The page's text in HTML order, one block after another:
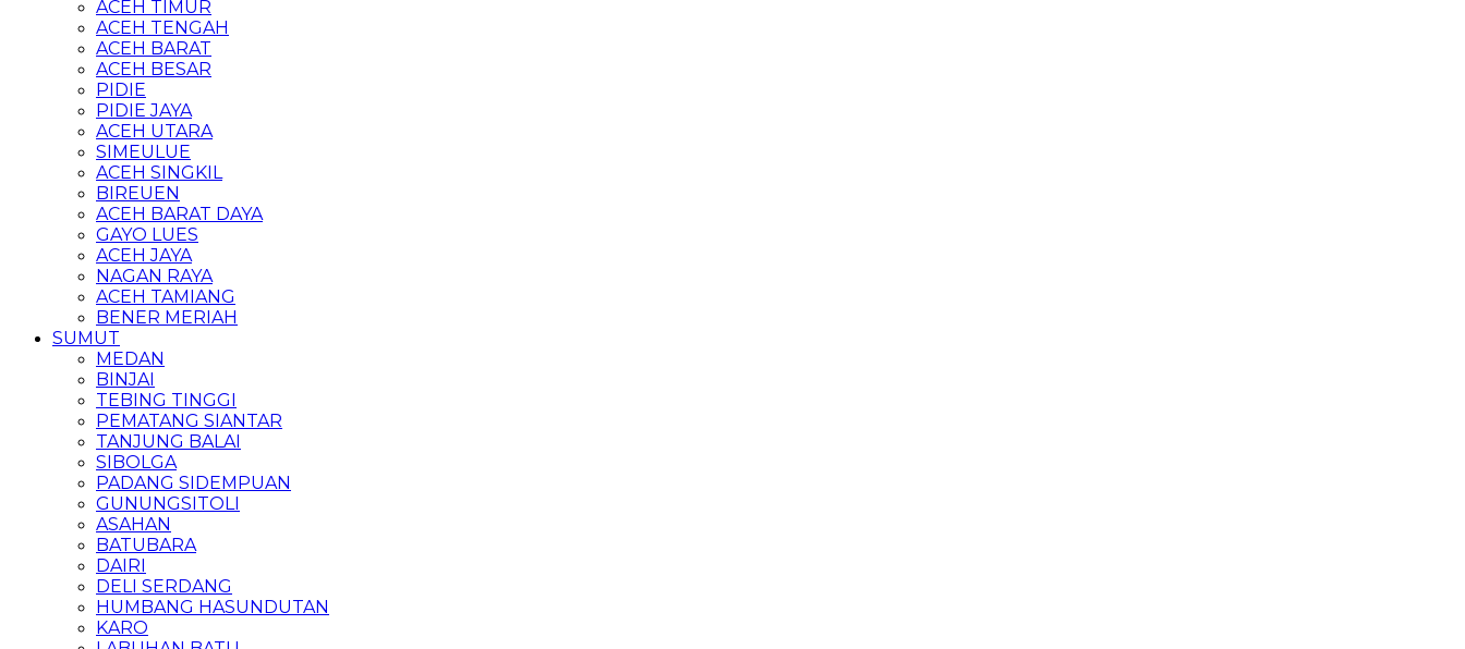
ACEH TIMUR
ACEH TENGAH
ACEH BARAT
ACEH BESAR
PIDIE
PIDIE JAYA
ACEH UTARA
SIMEULUE
ACEH SINGKIL
BIREUEN
ACEH BARAT DAYA
GAYO LUES
ACEH JAYA
NAGAN RAYA
ACEH TAMIANG
BENER MERIAH
SUMUT
MEDAN
BINJAI
TEBING TINGGI
PEMATANG SIANTAR
TANJUNG BALAI
SIBOLGA
PADANG SIDEMPUAN
GUNUNGSITOLI
ASAHAN
BATUBARA
DAIRI
DELI SERDANG
HUMBANG HASUNDUTAN
KARO